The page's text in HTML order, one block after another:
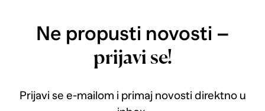
Ne propusti novosti –
prijavi se!
Prijavi se e-mailom i primaj novosti direktno u